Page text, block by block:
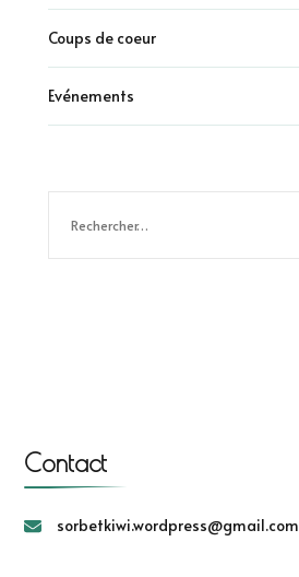
Coups de coeur
Evénements
Contact
sorbetkiwi.wordpress@gmail.com